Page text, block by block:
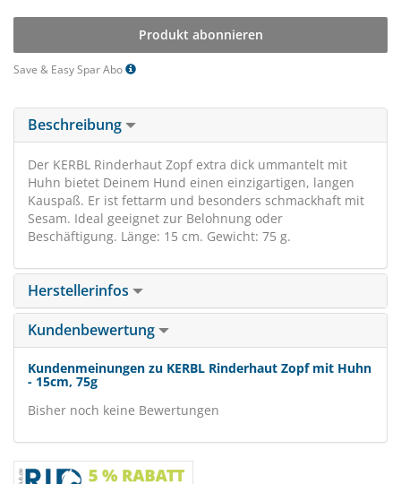
Produkt abonnieren
Save & Easy Spar Abo
Beschreibung
Der KERBL Rinderhaut Zopf extra dick ummantelt mit
Huhn bietet Deinem Hund einen einzigartigen, langen
Kauspaß. Er ist fettarm und besonders schmackhaft mit
Sesam. Ideal geeignet zur Belohnung oder
Beschäftigung. Länge: 15 cm. Gewicht: 75 g.
Herstellerinfos
Kundenbewertung
Kundenmeinungen zu KERBL Rinderhaut Zopf mit Huhn
- 15cm, 75g
Bisher noch keine Bewertungen